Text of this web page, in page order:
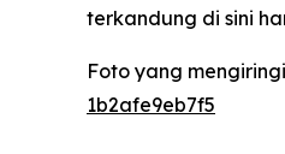
terkandung di sini
Foto yang
1b2afe9eb7f5